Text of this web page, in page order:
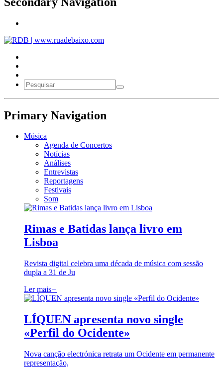
Primary Navigation
Música
Agenda de Concertos
Notícias
Análises
Entrevistas
Reportagens
Festivais
Som
Rimas e Batidas lança livro em
Lisboa
Revista digital celebra uma década de música com sessão
dupla a 31 de Ju
Ler mais+
LÍQUEN apresenta novo single
«Perfil do Ocidente»
Nova canção electrónica retrata um Ocidente em permanente
representação,